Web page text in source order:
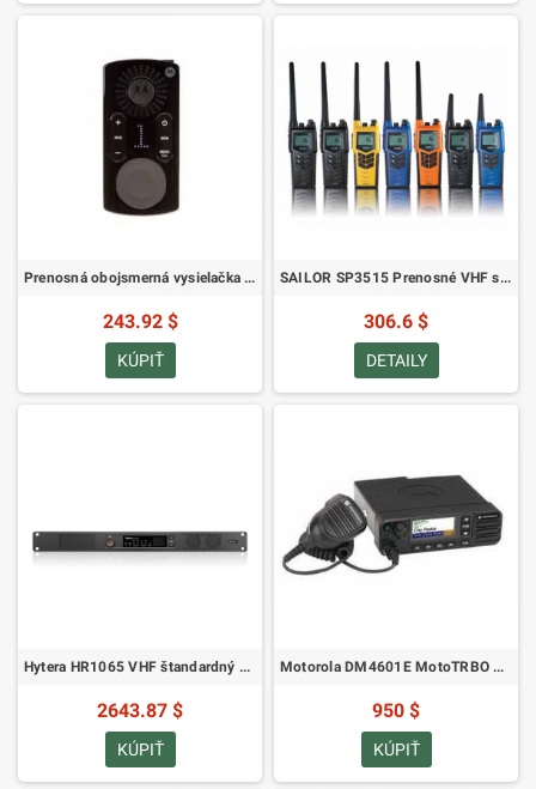
Prenosná obojsmerná vysielačka Motorola CLK446 Plus
243.92 $
KÚPIŤ
SAILOR SP3515 Prenosné VHF so Scramblerom a CTCSS
306.6 $
DETAILY
Hytera HR1065 VHF štandardný digitálny opakovač
2643.87 $
KÚPIŤ
Motorola DM4601E MotoTRBO VHF
950 $
KÚPIŤ